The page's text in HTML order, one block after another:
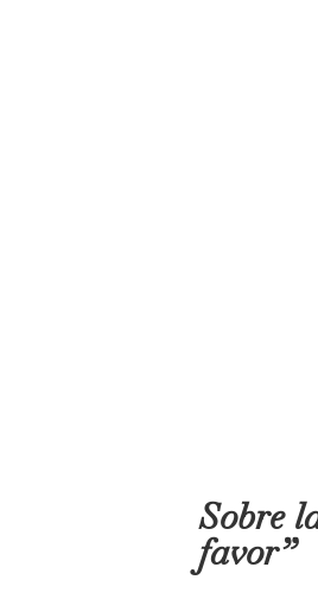
Sobre
favor”